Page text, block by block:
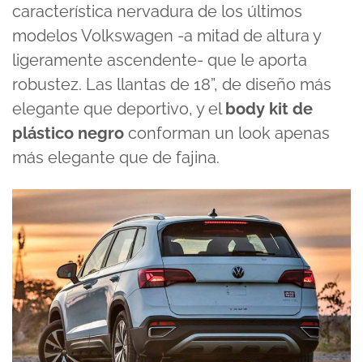
característica nervadura de los últimos
modelos Volkswagen -a mitad de altura y
ligeramente ascendente- que le aporta
robustez. Las llantas de 18”, de diseño más
elegante que deportivo, y elbody kit de
plástico negro conforman un look apenas
más elegante que de fajina.